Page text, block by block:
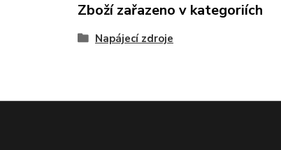
Zboží zařazeno v kategoriích
Napájecí zdroje